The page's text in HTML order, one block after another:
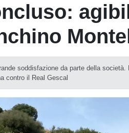
soddisfazione da parte della società.
contro il Real Gescal